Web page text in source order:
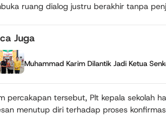
ruang dialog justru berakhir tanpa
Juga
Muhammad Karim Dilantik Jadi Ketua
percakapan tersebut, Plt kepala sekolah
menutup diri terhadap proses